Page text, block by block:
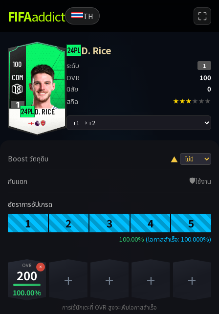
FIFAaddict TH
100
CDM
18
1
D. RICE
D. Rice
ระดับ 1
OVR
100
นิสัย
0
สกิล
★★★★★★
Boost วัตถุดิบ ▲
กันแตก 🛡️ใช้งาน
อัตราการอัปเกรด
1 2 3 4 5
100.00% (โอกาสสำเร็จ: 100.000%)
OVR
200
100.00%
×
+ + + +
การใช้นักเตะที่ OVR สูงจะเพิ่มโอกาสสำเร็จ